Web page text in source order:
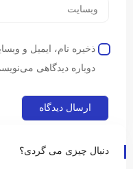
ذخیره نام، ایمیل و
دوباره دیدگاهی
دنبال چیزی می گردی؟